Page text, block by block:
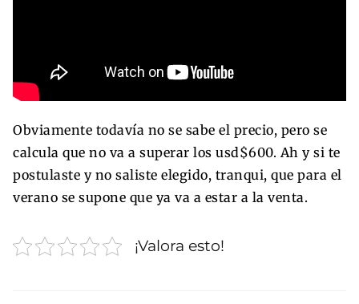
Obviamente todavía no se sabe el precio, pero se
calcula que no va a superar los usd$600. Ah y si te
postulaste y no saliste elegido, tranqui, que para el
verano se supone que ya va a estar a la venta.
¡Valora esto!